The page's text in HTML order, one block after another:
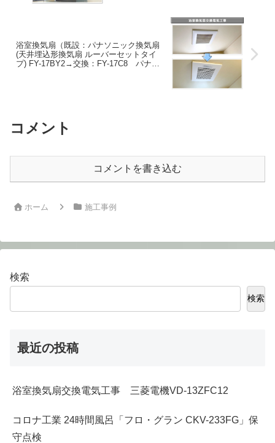
浴室換気扇（既設：パナソニック換気扇
(天井埋込形換気扇 ルーバーセットタイ
プ) FY-17BY2→交換：FY-17C8 パナソ
コメント
コメントを書き込む
ホーム 施工事例
検索
検索
最近の投稿
浴室換気扇交換電気工事 三菱電機VD-13ZFC12
コロナ工業 24時間風呂「フロ・グラン CKV-233FG」保
守点検